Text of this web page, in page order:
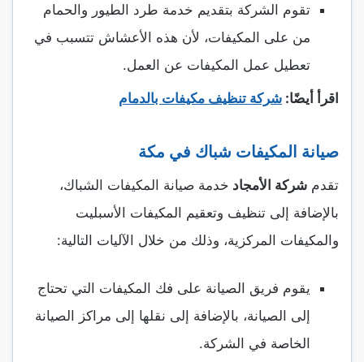
تقوم الشركة بتقديم خدمة طرد الطيور والحمام
من على المكيفات، لأن هذه الأعشاش تتسبب في
تعطيل عمل المكيفات عن العمل.
اقرأ أيضًا: شركة تنظيف مكيفات بالدمام
صيانة المكيفات شباك في مكة
تقدم شركة الأمجاد خدمة صيانة المكيفات الشباك،
بالإضافة إلى تنظيف وتعقيم المكيفات الأسبليت
والمكيفات المركزية، وذلك من خلال الآليات التالية:
يقوم فريق الصيانة على فك المكيفات التي تحتاج
إلى الصيانة، بالإضافة إلى نقلها إلى مراكز الصيانة
الخاصة في الشركة.